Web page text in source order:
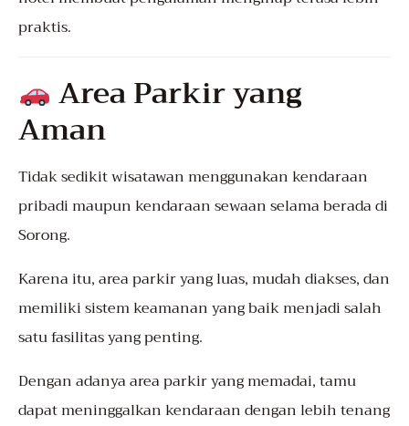
praktis.
Area Parkir yang
Aman
Tidak sedikit wisatawan menggunakan kendaraan
pribadi maupun kendaraan sewaan selama berada di
Sorong.
Karena itu, area parkir yang luas, mudah diakses, dan
memiliki sistem keamanan yang baik menjadi salah
satu fasilitas yang penting.
Dengan adanya area parkir yang memadai, tamu
dapat meninggalkan kendaraan dengan lebih tenang